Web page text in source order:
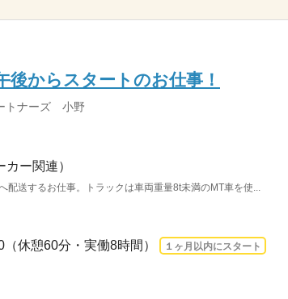
後からスタートのお仕事！
トナーズ 小野
カー関連）
配送するお仕事。トラックは車両重量8t未満のMT車を使...
休憩60分・実働8時間）
１ヶ月以内にスタート